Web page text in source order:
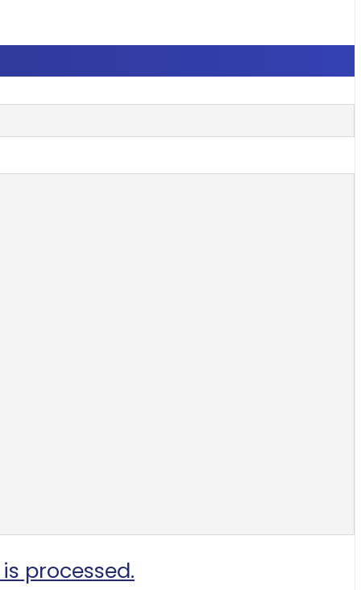
processed.